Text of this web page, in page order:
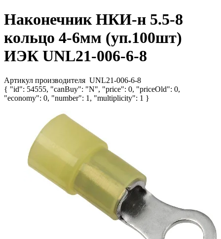
Наконечник НКИ-н 5.5-8
кольцо 4-6мм (уп.100шт)
ИЭК UNL21-006-6-8
Артикул производителя UNL21-006-6-8
{ "id": 54555, "canBuy": "N", "price": 0, "priceOld": 0,
"economy": 0, "number": 1, "multiplicity": 1 }